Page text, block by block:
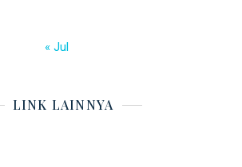
« Jul
LINK LAINNYA